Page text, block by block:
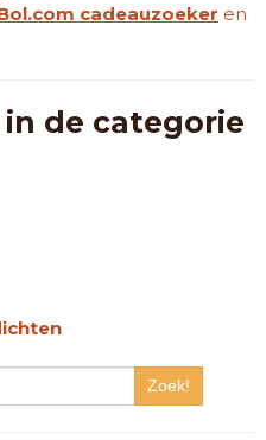
cadeauzoeker en
de categorie